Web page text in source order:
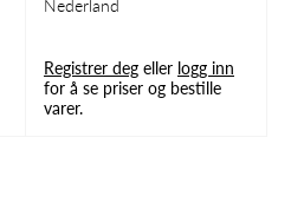
Nederland
Registrer deg eller logg inn
for å se priser og bestille
varer.